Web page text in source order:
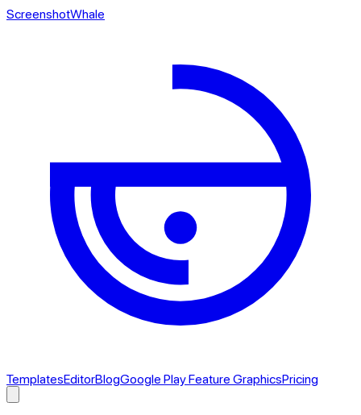
ScreenshotWhale
TemplatesEditorBlogGoogle Play Feature GraphicsPricing